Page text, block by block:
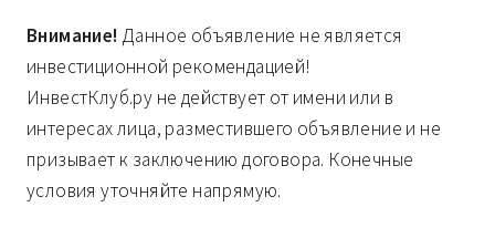
Внимание! Данное объявление не является
инвестиционной рекомендацией!
ИнвестКлуб.ру не действует от имени или в
интересах лица, разместившего объявление и не
призывает к заключению договора. Конечные
условия уточняйте напрямую.